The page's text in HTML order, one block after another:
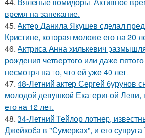
время на запекание.
45. Актер Данила Якушев сделал
Кристине, которая моложе его на 20
46. Актриса Анна хилькевич
рождения четвертого или даже
несмотря на то, что ей уже 40 лет.
47. 48-Летний актер Сергей бурунов
молодой девушкой Екатериной Леви,
его на 12 лет.
48. 34-Летний Тейлор лотнер,
Джейкоба в "Сумерках", и его